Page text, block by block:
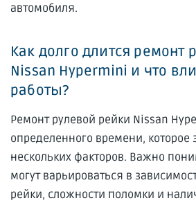
автомобиля.
Как долго длится ремонт
Nissan Hypermini и что
работы?
Ремонт рулевой рейки Nissan
определенного времени, которое
нескольких факторов. Важно
могут варьироваться в
рейки, сложности поломки и